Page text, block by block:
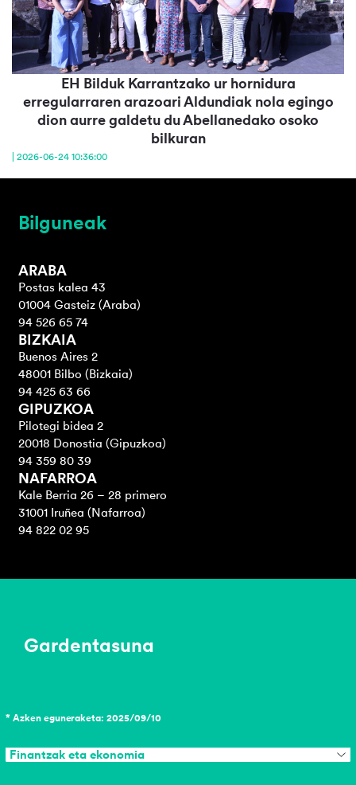
EH Bilduk Karrantzako ur hornidura
erregularraren arazoari Aldundiak nola egingo
dion aurre galdetu du Abellanedako osoko
bilkuran
| 2026-06-24 10:36:00
Bilguneak
ARABA
Postas kalea 43
01004 Gasteiz (Araba)
94 526 65 74
BIZKAIA
Buenos Aires 2
48001 Bilbo (Bizkaia)
94 425 63 66
GIPUZKOA
Pilotegi bidea 2
20018 Donostia (Gipuzkoa)
94 359 80 39
NAFARROA
Kale Berria 26 – 28 primero
31001 Iruñea (Nafarroa)
94 822 02 95
Gardentasuna
* Azken eguneraketa: 2025/09/10
Finantzak eta ekonomia